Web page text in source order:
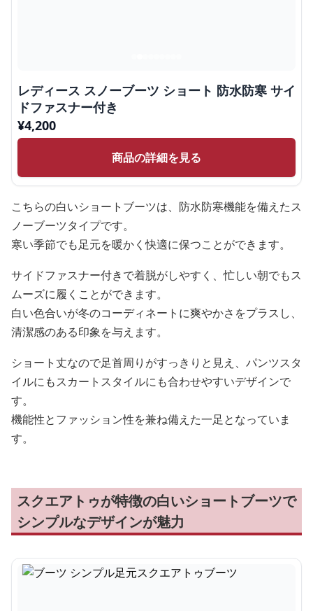
レディース スノーブーツ ショート 防水防寒 サイ
ドファスナー付き
¥4,200
商品の詳細を見る
こちらの白いショートブーツは、防水防寒機能を備えたス
ノーブーツタイプです。
寒い季節でも足元を暖かく快適に保つことができます。
サイドファスナー付きで着脱がしやすく、忙しい朝でもス
ムーズに履くことができます。
白い色合いが冬のコーディネートに爽やかさをプラスし、
清潔感のある印象を与えます。
ショート丈なので足首周りがすっきりと見え、パンツスタ
イルにもスカートスタイルにも合わせやすいデザインで
す。
機能性とファッション性を兼ね備えた一足となっていま
す。
スクエアトゥが特徴の白いショートブーツで
シンプルなデザインが魅力